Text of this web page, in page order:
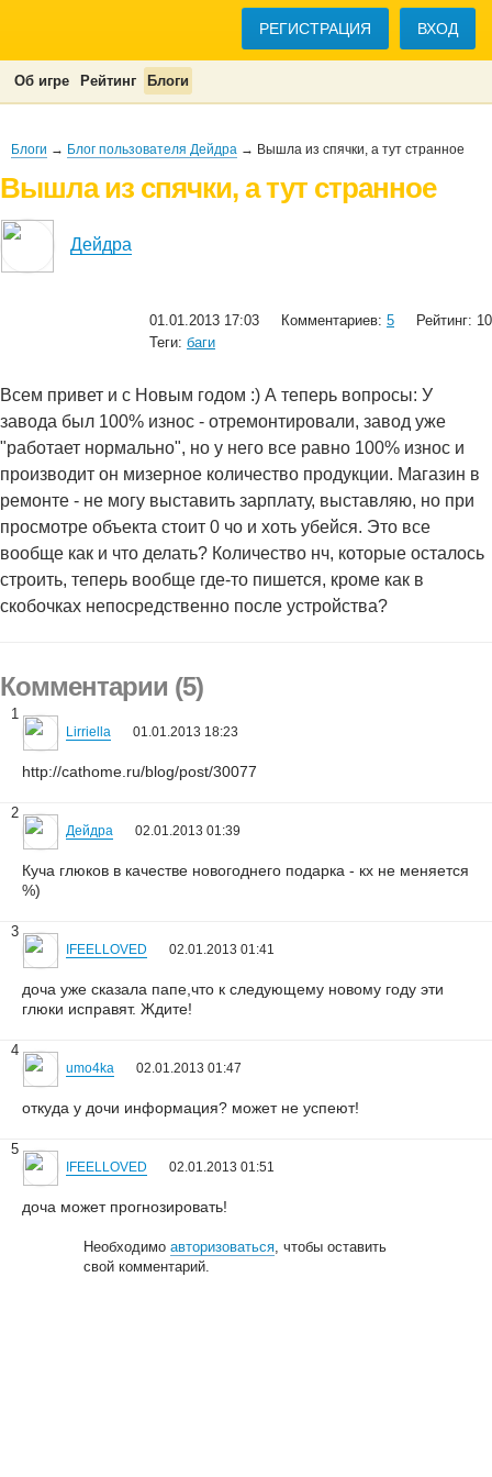
РЕГИСТРАЦИЯ ВХОД
Об игре Рейтинг Блоги
Блоги → Блог пользователя Дейдра → Вышла из спячки, а тут странное
Вышла из спячки, а тут странное
Дейдра
01.01.2013 17:03 Комментариев: 5
Рейтинг: 10
Теги: баги
Всем привет и с Новым годом :) А теперь вопросы: У
завода был 100% износ - отремонтировали, завод уже
"работает нормально", но у него все равно 100% износ и
производит он мизерное количество продукции. Магазин в
ремонте - не могу выставить зарплату, выставляю, но при
просмотре объекта стоит 0 чо и хоть убейся. Это все
вообще как и что делать? Количество нч, которые осталось
строить, теперь вообще где-то пишется, кроме как в
скобочках непосредственно после устройства?
Комментарии (5)
1
Lirriella 01.01.2013 18:23
http://cathome.ru/blog/post/30077
2
Дейдра 02.01.2013 01:39
Куча глюков в качестве новогоднего подарка - кх не меняется
%)
3
IFEELLOVED 02.01.2013 01:41
доча уже сказала папе,что к следующему новому году эти
глюки исправят. Ждите!
4
umo4ka 02.01.2013 01:47
откуда у дочи информация? может не успеют!
5
IFEELLOVED 02.01.2013 01:51
доча может прогнозировать!
Необходимоавторизоваться, чтобы оставить
свой комментарий.